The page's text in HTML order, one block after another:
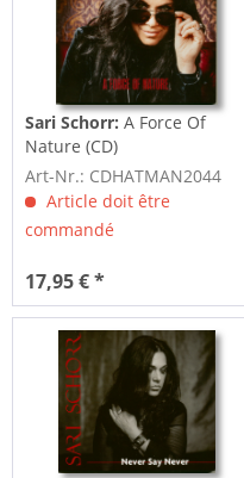
Sari Schorr:A Force Of
Nature (CD)
Art-Nr.: CDHATMAN2044
Article doit être
commandé
17,95 € *